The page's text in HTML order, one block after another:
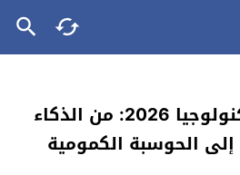
أحدث اتجاهات التكنولوجيا 2026: من الذكاء
الحوسبة الكمومية